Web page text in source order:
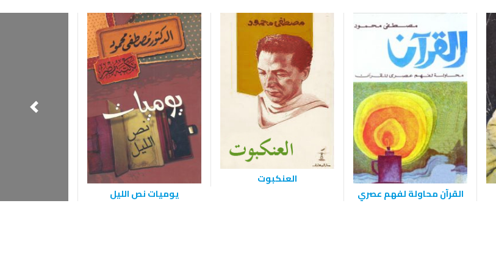
القرآن محاولة لفهم عصري
العنكبوت
يوميات نص الليل